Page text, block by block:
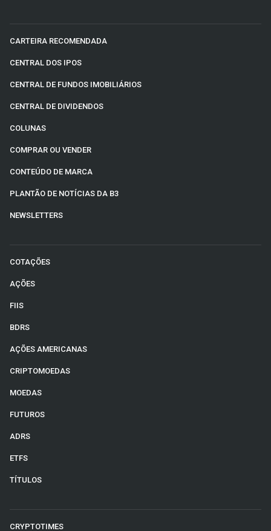
CARTEIRA RECOMENDADA
CENTRAL DOS IPOS
CENTRAL DE FUNDOS IMOBILIÁRIOS
CENTRAL DE DIVIDENDOS
COLUNAS
COMPRAR OU VENDER
CONTEÚDO DE MARCA
PLANTÃO DE NOTÍCIAS DA B3
NEWSLETTERS
COTAÇÕES
AÇÕES
FIIS
BDRS
AÇÕES AMERICANAS
CRIPTOMOEDAS
MOEDAS
FUTUROS
ADRS
ETFS
TÍTULOS
CRYPTOTIMES